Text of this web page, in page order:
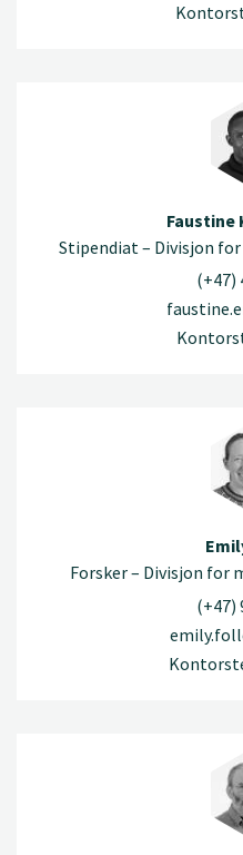
Faustine
Stipendiat – Divisjon
(+47)
Forsker – Divisjon for
(+47)